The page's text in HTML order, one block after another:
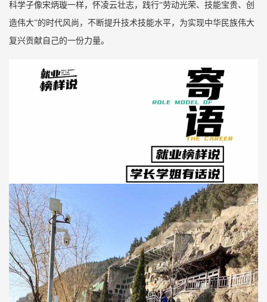
科学子像宋炳璇一样，怀凌云壮志，践行“劳动光荣、技能宝贵、创
造伟大”的时代风尚，不断提升技术技能水平，为实现中华民族伟大
复兴贡献自己的一份力量。